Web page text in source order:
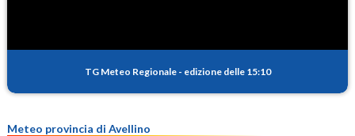
PM25
TG Meteo Regionale - edizione delle 15:10
Meteo provincia di Avellino